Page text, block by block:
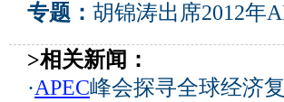
专题： 胡锦涛出席2012年
>相关新闻：
·APEC峰会探寻全球经济